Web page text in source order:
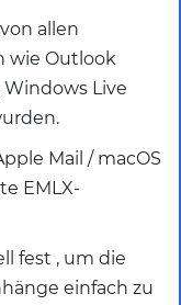
allen
wie Outlook
Windows Live
Mail / macOS
EMLX-
fest , um die
einfach zu